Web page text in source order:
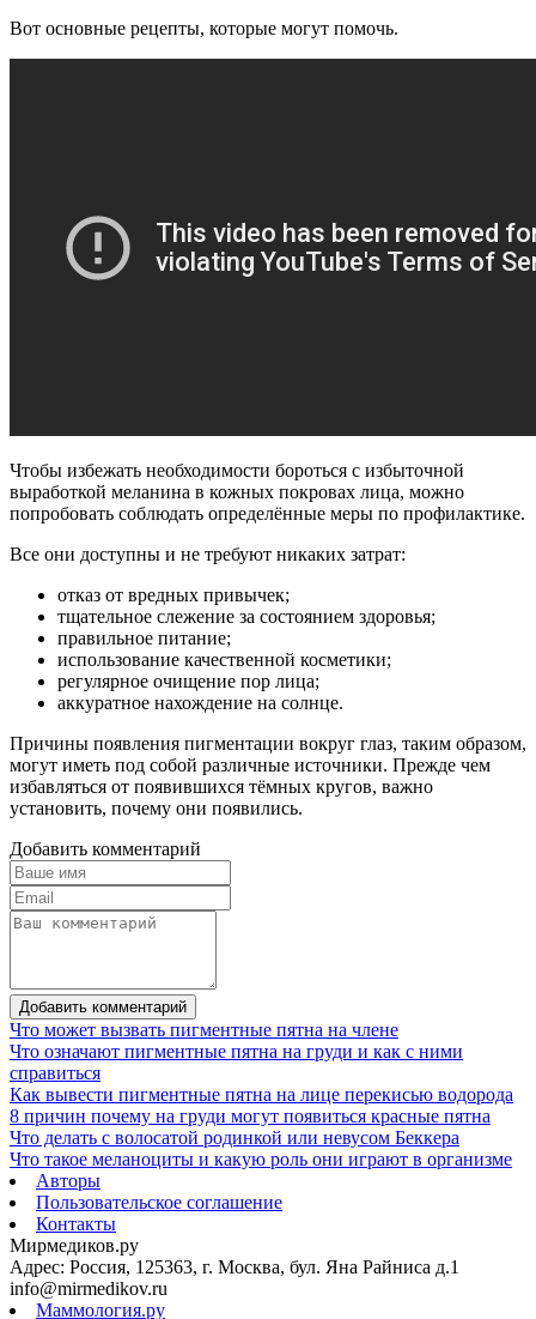
Вот основные рецепты, которые могут помочь.
Чтобы избежать необходимости бороться с избыточной
выработкой меланина в кожных покровах лица, можно
попробовать соблюдать определённые меры по профилактике.
Все они доступны и не требуют никаких затрат:
отказ от вредных привычек;
тщательное слежение за состоянием здоровья;
правильное питание;
использование качественной косметики;
регулярное очищение пор лица;
аккуратное нахождение на солнце.
Причины появления пигментации вокруг глаз, таким образом,
могут иметь под собой различные источники. Прежде чем
избавляться от появившихся тёмных кругов, важно
установить, почему они появились.
Добавить комментарий
Добавить комментарий
Что может вызвать пигментные пятна на члене
Что означают пигментные пятна на груди и как с ними
справиться
Как вывести пигментные пятна на лице перекисью водорода
8 причин почему на груди могут появиться красные пятна
Что делать с волосатой родинкой или невусом Беккера
Что такое меланоциты и какую роль они играют в организме
Авторы
Пользовательское соглашение
Контакты
Мирмедиков.ру
Адрес: Россия, 125363, г. Москва, бул. Яна Райниса д.1
info@mirmedikov.ru
Маммология.ру